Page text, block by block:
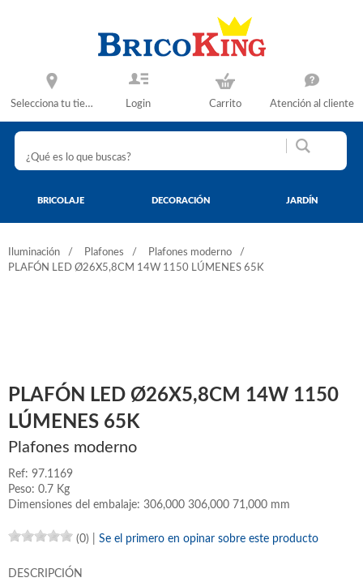
Selecciona tu tienda Login Carrito Atención al cliente
BRICOLAJE DECORACIÓN JARDÍN
Iluminación Plafones
Plafones moderno
PLAFÓN LED Ø26X5,8CM 14W 1150 LÚMENES 65K
PLAFÓN LED Ø26X5,8CM 14W 1150
LÚMENES 65K
Plafones moderno
Ref: 97.1169
Peso: 0.7 Kg
Dimensiones del embalaje: 306,000 306,000 71,000 mm
(0) Se el primero en opinar sobre este producto
DESCRIPCIÓN